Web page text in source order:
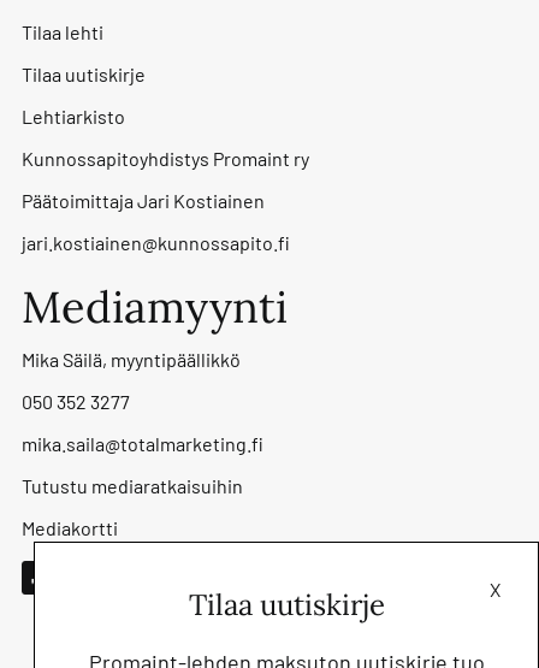
Tilaa lehti
Tilaa uutiskirje
Lehtiarkisto
Kunnossapitoyhdistys Promaint ry
Päätoimittaja Jari Kostiainen
jari.kostiainen@kunnossapito.fi
Mediamyynti
Mika Säilä, myyntipäällikkö
050 352 3277
mika.saila@totalmarketing.fi
Tutustu mediaratkaisuihin
Mediakortti
X
Tilaa uutiskirje
Promaint-lehden maksuton uutiskirje tuo